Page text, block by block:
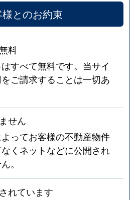
とのお約束
料
すべて無料です。当サイ
ご請求することは一切あ
せん
ってお客様の不動産物件
くネットなどに公開され
。
れています